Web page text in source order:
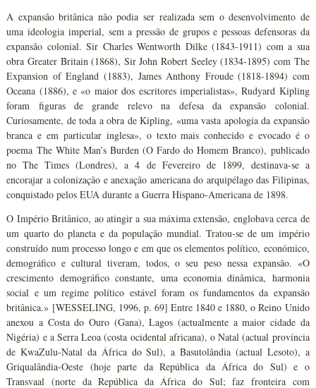
A expansão britânica não podia ser realizada sem o desenvolvimento de
uma ideologia imperial, sem a pressão de grupos e pessoas defensoras da
expansão colonial. Sir Charles Wentworth Dilke (1843-1911) com a sua
obra Greater Britain (1868), Sir John Robert Seeley (1834-1895) com The
Expansion of England (1883), James Anthony Froude (1818-1894) com
Oceana (1886), e «o maior dos escritores imperialistas», Rudyard Kipling
foram figuras de grande relevo na defesa da expansão colonial.
Curiosamente, de toda a obra de Kipling, «uma vasta apologia da expansão
branca e em particular inglesa», o texto mais conhecido e evocado é o
poema The White Man’s Burden (O Fardo do Homem Branco), publicado
no The Times (Londres), a 4 de Fevereiro de 1899, destinava-se a
encorajar a colonização e anexação americana do arquipélago das Filipinas,
conquistado pelos EUA durante a Guerra Hispano-Americana de 1898.
O Império Britânico, ao atingir a sua máxima extensão, englobava cerca de
um quarto do planeta e da população mundial. Tratou-se de um império
construído num processo longo e em que os elementos político, económico,
demográfico e cultural tiveram, todos, o seu peso nessa expansão. «O
crescimento demográfico constante, uma economia dinâmica, harmonia
social e um regime político estável foram os fundamentos da expansão
britânica.» [WESSELING, 1996, p. 69] Entre 1840 e 1880, o Reino Unido
anexou a Costa do Ouro (Gana), Lagos (actualmente a maior cidade da
Nigéria) e a Serra Leoa (costa ocidental africana), o Natal (actual província
de KwaZulu-Natal da África do Sul), a Basutolândia (actual Lesoto), a
Griqualândia-Oeste (hoje parte da República da África do Sul) e o
Transvaal (norte da República da África do Sul; faz fronteira com